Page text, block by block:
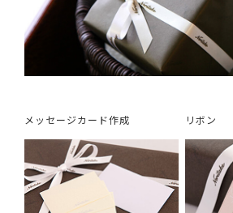
メッセージカード作成 リボン